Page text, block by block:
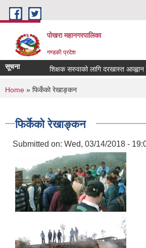
Skip to main content
पोखरा महानगरपालिका
गण्डकी प्रदेश
सूचना शिक्षक सरुवाको लागि दरखास्त आव्ह्वान
You are here
Home » फिर्केकाे रेखाङ्कन
फिर्केकाे रेखाङ्कन
Submitted on: Wed, 03/14/2018 -